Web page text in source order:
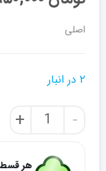
اصلی
۲ در انبار
-
آداپتور
شارژر
دیواری
+
هر